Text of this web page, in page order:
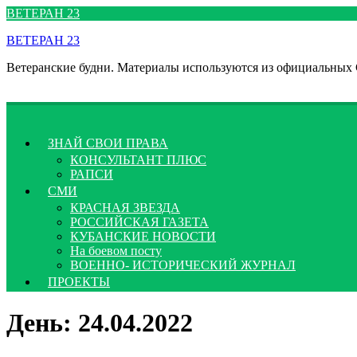
Перейти
содержимому
ВЕТЕРАН 23
ВЕТЕРАН 23
Ветеранские будни. Материалы используются из
ЗНАЙ СВОИ ПРАВА
КОНСУЛЬТАНТ ПЛЮС
РАПСИ
СМИ
КРАСНАЯ ЗВЕЗДА
РОССИЙСКАЯ ГАЗЕТА
КУБАНСКИЕ НОВОСТИ
На боевом посту
ВОЕННО- ИСТОРИЧЕСКИЙ ЖУРНАЛ
ПРОЕКТЫ
День: 24.04.2022